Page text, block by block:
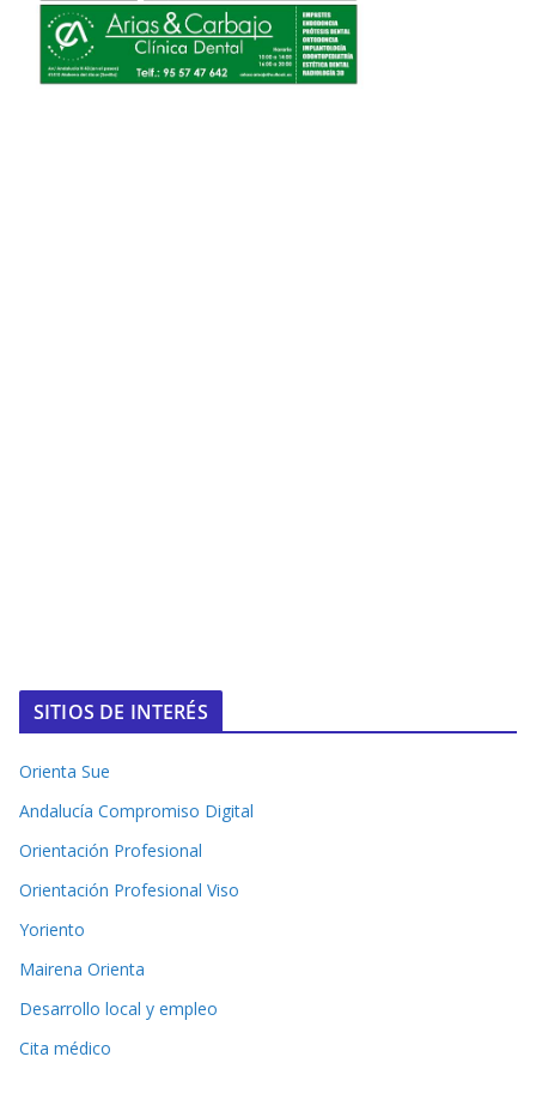
SITIOS DE INTERÉS
Orienta Sue
Andalucía Compromiso Digital
Orientación Profesional
Orientación Profesional Viso
Yoriento
Mairena Orienta
Desarrollo local y empleo
Cita médico